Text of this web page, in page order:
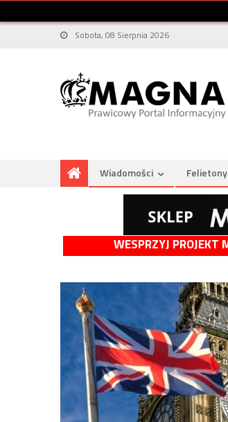
Sobota, 08 Sierpnia 2026
Wiadomości Felietony
WESPRZYJ PROJEKT